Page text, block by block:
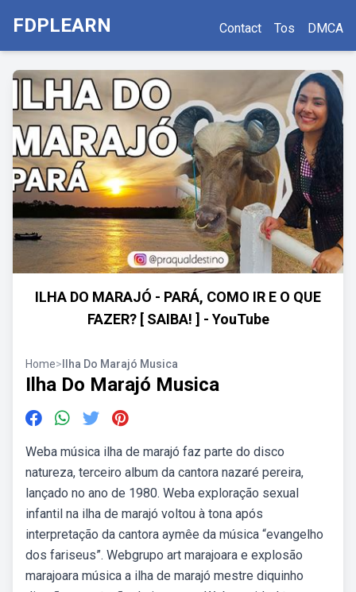
FDPLEARN Contact Tos DMCA
ILHA DO MARAJÓ - PARÁ, COMO IR E O QUE
FAZER? [ SAIBA! ] - YouTube
Home> Ilha Do Marajó Musica
Ilha Do Marajó Musica
Weba música ilha de marajó faz parte do disco
natureza, terceiro album da cantora nazaré pereira,
lançado no ano de 1980. Weba exploração sexual
infantil na ilha de marajó voltou à tona após
interpretação da cantora aymêe da música “evangelho
dos fariseus”. Webgrupo art marajoara e explosão
marajoara música a ilha de marajó mestre diquinho